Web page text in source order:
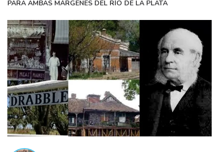
PARA AMBAS MÁRGENES DEL RÍO DE LA PLATA